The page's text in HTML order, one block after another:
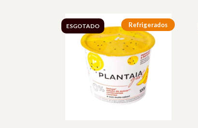
Refrigerados
ESGOTADO